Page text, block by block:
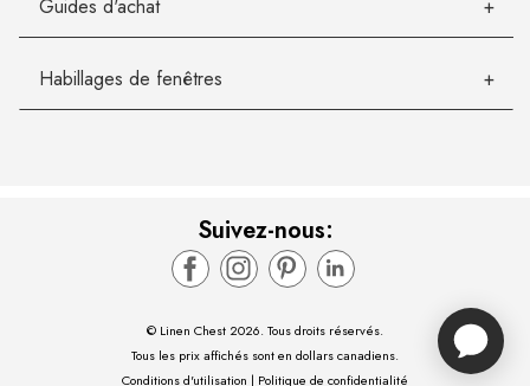
Guides d'achat
Habillages de fenêtres
Suivez-nous:
© Linen Chest 2026. Tous droits réservés.
Tous les prix affichés sont en dollars canadiens.
Conditions d'utilisation | Politique de confidentialité